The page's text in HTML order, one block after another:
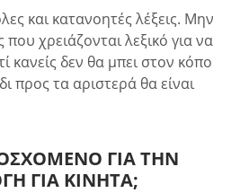
και κατανοητές λέξεις. Μην
που χρειάζονται λεξικό για να
κανείς δεν θα μπει στον κόπο
προς τα αριστερά θα είναι
ΓΙΑ ΤΗΝ
ΓΙΑ ΚΙΝΗΤΆ;